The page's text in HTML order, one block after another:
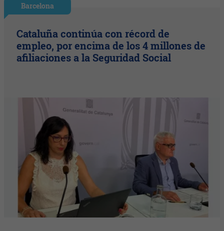
Barcelona
Cataluña continúa con récord de
empleo, por encima de los 4 millones de
afiliaciones a la Seguridad Social